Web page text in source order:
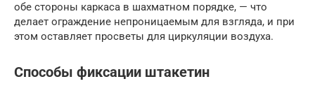
обе стороны каркаса в шахматном порядке, — что
делает ограждение непроницаемым для взгляда, и при
этом оставляет просветы для циркуляции воздуха.
Способы фиксации штакетин